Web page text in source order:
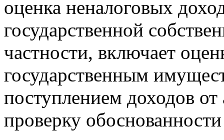
оценка неналоговых
государственной
частности, включает
государственным
поступлением доходов
проверку